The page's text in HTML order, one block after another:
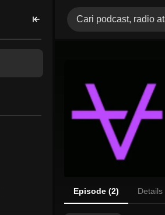
Episode (2) Details